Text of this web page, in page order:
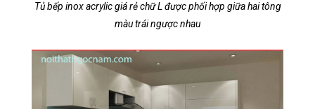
Tủ bếp inox acrylic giá rẻ chữ L được phối hợp giữa hai tông
màu trái ngược nhau